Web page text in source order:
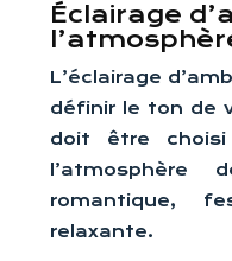
Éclairage
L’éclairage
définir le ton de
doit être
romantique,
relaxante.